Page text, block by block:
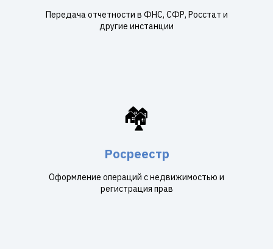
Передача отчетности в ФНС, СФР, Росстат и
другие инстанции
🏘️
Росреестр
Оформление операций с недвижимостью и
регистрация прав